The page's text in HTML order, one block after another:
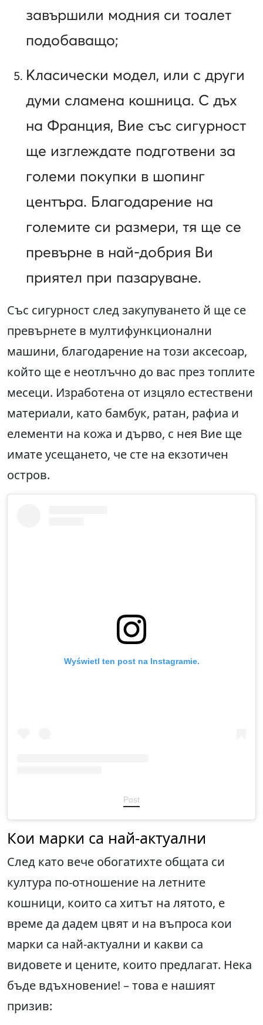
завършили модния си тоалет
подобаващо;
Класически модел, или с други
думи сламена кошница. С дъх
на Франция, Вие със сигурност
ще изглеждате подготвени за
големи покупки в шопинг
центъра. Благодарение на
големите си размери, тя ще се
превърне в най-добрия Ви
приятел при пазаруване.
Със сигурност след закупуването й ще се
превърнете в мултифункционални
машини, благодарение на този аксесоар,
който ще е неотлъчно до вас през топлите
месеци. Изработена от изцяло естествени
материали, като бамбук, ратан, рафиа и
елементи на кожа и дърво, с нея Вие ще
имате усещането, че сте на екзотичен
остров.
Wyświetl ten post na Instagramie.
Post
Кои марки са най-актуални
След като вече обогатихте общата си
култура по-отношение на летните
кошници, които са хитът на лятото, е
време да дадем цвят и на въпроса кои
марки са най-актуални и какви са
видовете и цените, които предлагат. Нека
бъде вдъхновение! – това е нашият
призив: